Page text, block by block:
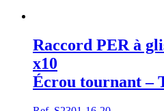
Raccord PER à
x10
Écrou tournant –